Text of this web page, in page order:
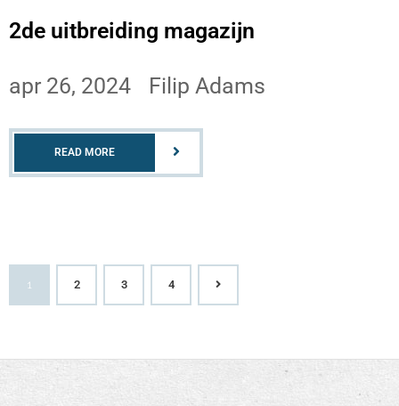
2de uitbreiding magazijn
apr 26, 2024 Filip Adams
READ MORE
1 2 3 4